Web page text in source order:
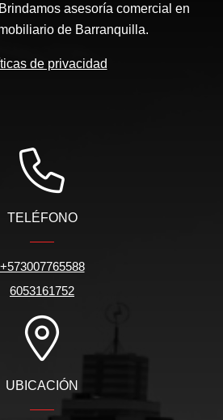
asesoría comercial en
de Barranquilla.
de privacidad
TELÉFONO
+573007765588
6053161752
UBICACIÓN